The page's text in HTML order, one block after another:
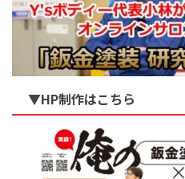
▼HP制作はこちら